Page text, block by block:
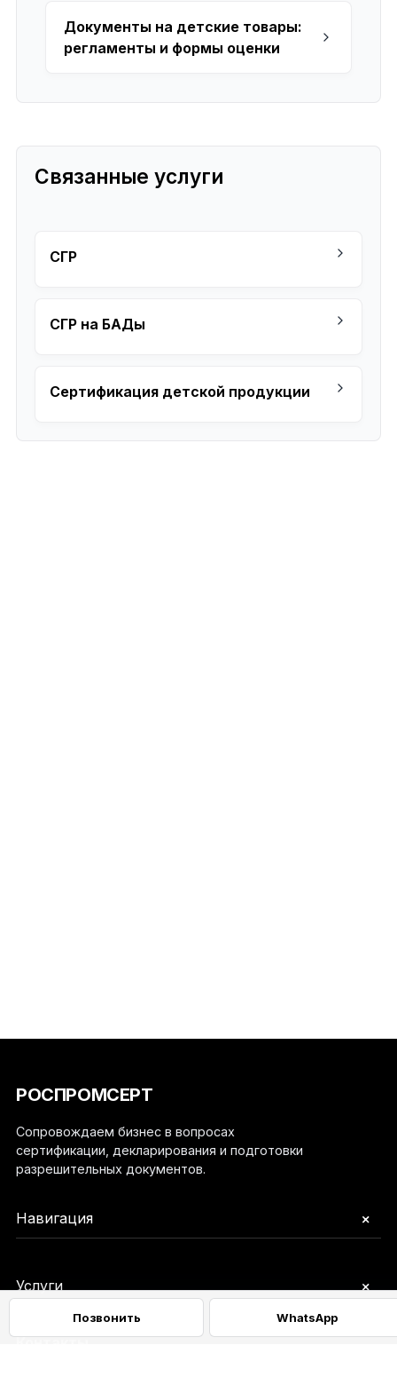
Документы на детские товары:
регламенты и формы оценки
Связанные услуги
СГР
СГР на БАДы
Сертификация детской продукции
Позвонить WhatsApp
РОСПРОМСЕРТ
Сопровождаем бизнес в вопросах
сертификации, декларирования и подготовки
разрешительных документов.
Навигация +
Услуги +
Контакты